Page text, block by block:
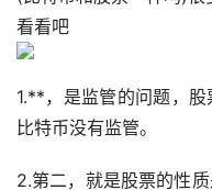
看看吧
1.**，是监管的问题，
比特币没有监管。
2.第二，就是股票的性